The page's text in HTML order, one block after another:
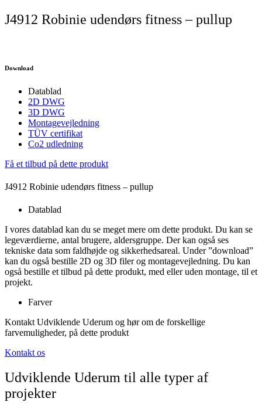
J4912 Robinie udendørs fitness – pullup
Download
Datablad
2D DWG
3D DWG
Montagevejledning
TÜV certifikat
Co2 udledning
Få et tilbud på dette produkt
J4912 Robinie udendørs fitness – pullup
Datablad
I vores datablad kan du se meget mere om dette produkt. Du kan se
legeværdierne, antal brugere, aldersgruppe. Der kan også ses
tekniske data som faldhøjde og sikkerhedsareal. Under ”download”
kan du også bestille 2D og 3D filer og montagevejledning. Du kan
også bestille et tilbud på dette produkt, med eller uden montage, til et
projekt.
Farver
Kontakt Udviklende Uderum og hør om de forskellige
farvemuligheder, på dette produkt
Kontakt os
Udviklende Uderum til alle typer af
projekter